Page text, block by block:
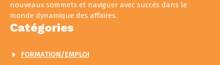
nouveaux sommets et naviguer avec succès dans le
monde dynamique des affaires.
Catégories
FORMATION/EMPLOI